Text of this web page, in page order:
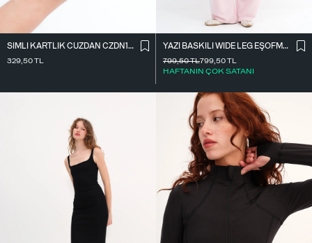
SIMLI KARTLIK CÜZDAN CZDN158
329,50TL
YAZI BASKILI WIDE LEG EŞOFMAN EŞF10698
799,50TL
HAFTANIN ÇOK SATANI
799,50TL